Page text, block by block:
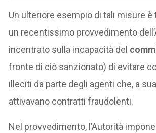
Un ulteriore esempio di tali misure è
un recentissimo provvedimento
incentrato sulla incapacità del
fronte di ciò sanzionato) di evitare
illeciti da parte degli agenti che, a
attivavano contratti fraudolenti.
Nel provvedimento, l’Autorità